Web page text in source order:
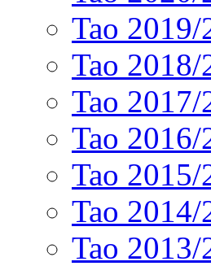
Tao 2019/
Tao 2018/
Tao 2017/
Tao 2016/
Tao 2015/
Tao 2014/
Tao 2013/